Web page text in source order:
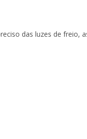
das luzes de freio,